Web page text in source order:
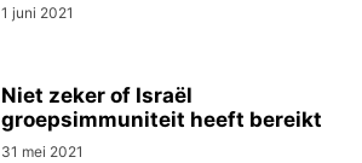
1 juni 2021
Niet zeker of Israël
groepsimmuniteit heeft bereikt
31 mei 2021